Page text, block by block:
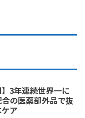
】3年連続世界一に
の医薬部外品で抜
ア